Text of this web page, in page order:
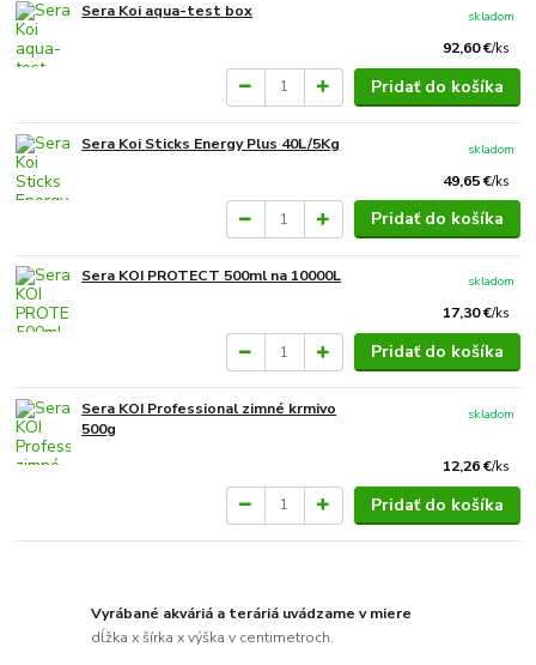
Sera Koi aqua-test box
92,60 €/ks
skladom
Pridať do košíka
Sera Koi Sticks Energy Plus 40L/5Kg
49,65 €/ks
skladom
Pridať do košíka
Sera KOI PROTECT 500ml na 10000L
17,30 €/ks
skladom
Pridať do košíka
Sera KOI Professional zimné krmivo
500g
12,26 €/ks
skladom
Pridať do košíka
Vyrábané akváriá a teráriá uvádzame v miere
dĺžka x šírka x výška v centimetroch.